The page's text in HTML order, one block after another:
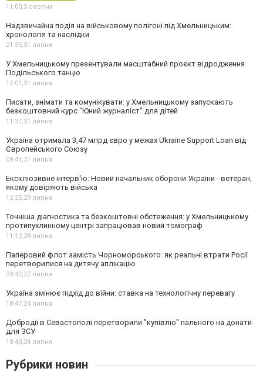
11:00,5 серпня
Надзвичайна подія на військовому полігоні під Хмельницьким:
хронологія та наслідки
21:35,31 липня
У Хмельницькому презентували масштабний проєкт відродження
Подільського танцю
12:01,31 липня
Писати, знімати та комунікувати: у Хмельницькому запускають
безкоштовний курс "Юний журналіст" для дітей
11:37,31 липня
Україна отримала 3,47 млрд євро у межах Ukraine Support Loan від
Європейського Союзу
09:41,31 липня
Ексклюзивне інтерв'ю: Новий начальник оборони України - ветеран,
якому довіряють війська
12:25,29 липня
Точніша діагностика та безкоштовні обстеження: у Хмельницькому
протипухлинному центрі запрацював новий томограф
11:12,28 липня
Паперовий флот замість Чорноморського: як реальні втрати Росії
перетворилися на дитячу аплікацію
23:42,27 липня
Україна змінює підхід до війни: ставка на технологічну перевагу
18:47,24 липня
Добродії в Севастополі перетворили "купівлю" пального на донати
для ЗСУ
18:40,24 липня
Рубрики новин